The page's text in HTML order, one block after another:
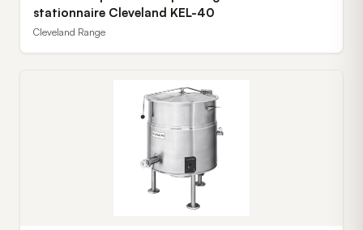
stationnaire Cleveland KEL-40
Cleveland Range